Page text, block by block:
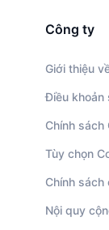
Công ty
Giới thiệu
Điều khoản
Chính sách
Tùy chọn
Chính sách
Nội quy